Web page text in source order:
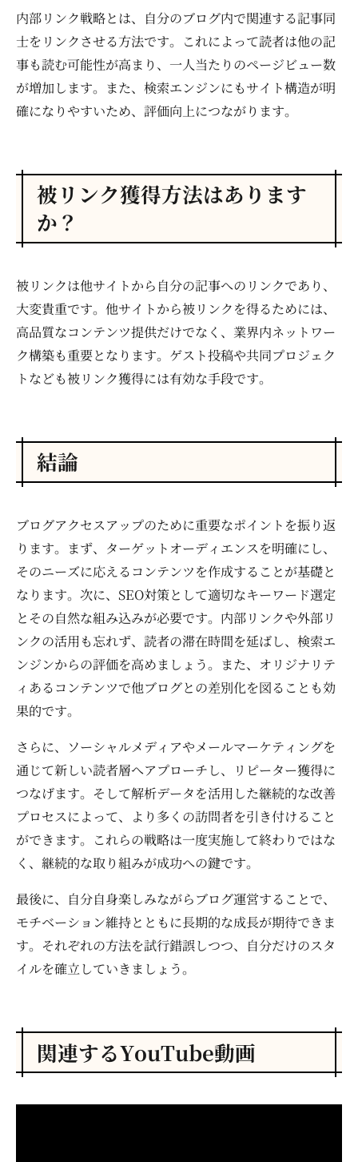
内部リンク戦略とは、自分のブログ内で関連する記事同
士をリンクさせる方法です。これによって読者は他の記
事も読む可能性が高まり、一人当たりのページビュー数
が増加します。また、検索エンジンにもサイト構造が明
確になりやすいため、評価向上につながります。
被リンク獲得方法はあります
か？
被リンクは他サイトから自分の記事へのリンクであり、
大変貴重です。他サイトから被リンクを得るためには、
高品質なコンテンツ提供だけでなく、業界内ネットワー
ク構築も重要となります。ゲスト投稿や共同プロジェク
トなども被リンク獲得には有効な手段です。
結論
ブログアクセスアップのために重要なポイントを振り返
ります。まず、ターゲットオーディエンスを明確にし、
そのニーズに応えるコンテンツを作成することが基礎と
なります。次に、SEO対策として適切なキーワード選定
とその自然な組み込みが必要です。内部リンクや外部リ
ンクの活用も忘れず、読者の滞在時間を延ばし、検索エ
ンジンからの評価を高めましょう。また、オリジナリテ
ィあるコンテンツで他ブログとの差別化を図ることも効
果的です。
さらに、ソーシャルメディアやメールマーケティングを
通じて新しい読者層へアプローチし、リピーター獲得に
つなげます。そして解析データを活用した継続的な改善
プロセスによって、より多くの訪問者を引き付けること
ができます。これらの戦略は一度実施して終わりではな
く、継続的な取り組みが成功への鍵です。
最後に、自分自身楽しみながらブログ運営することで、
モチベーション維持とともに長期的な成長が期待できま
す。それぞれの方法を試行錯誤しつつ、自分だけのスタ
イルを確立していきましょう。
関連するYouTube動画